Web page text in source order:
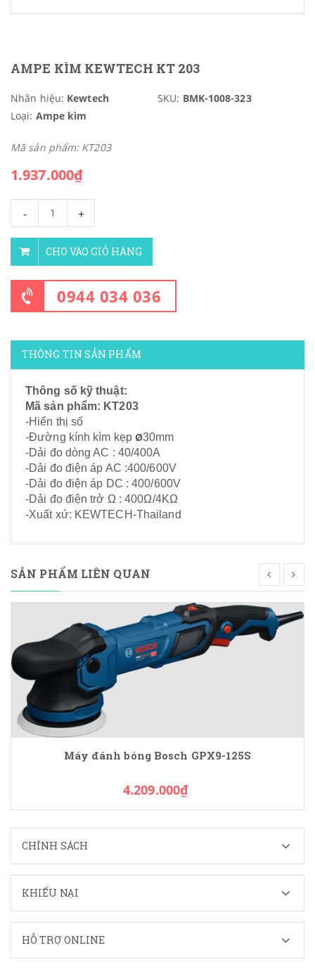
AMPE KÌM KEWTECH KT 203
Nhãn hiệu: Kewtech SKU: BMK-1008-323
Loại: Ampe kìm
Mã sản phẩm: KT203
1.937.000₫
- +
CHO VÀO GIỎ HÀNG
0944 034 036
THÔNG TIN SẢN PHẨM
Thông số kỹ thuật:
Mã sản phẩm: KT203
-Hiển thị số
-Đường kính kìm kẹp Ø30mm
-Dải đo dòng AC : 40/400A
-Dải đo điện áp AC :400/600V
-Dải đo điện áp DC : 400/600V
-Dải đo điện trở Ω : 400Ω/4KΩ
-Xuất xứ: KEWTECH-Thailand
SẢN PHẨM LIÊN QUAN
Máy đánh bóng Bosch GPX9-125S
4.209.000₫
CHÍNH SÁCH
KHIẾU NẠI
HỖ TRỢ ONLINE